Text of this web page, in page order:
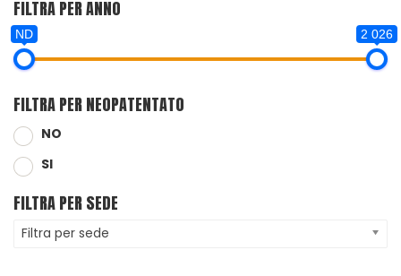
FILTRA PER ANNO
ND 2 026
FILTRA PER NEOPATENTATO
NO
SI
FILTRA PER SEDE
Filtra per sede